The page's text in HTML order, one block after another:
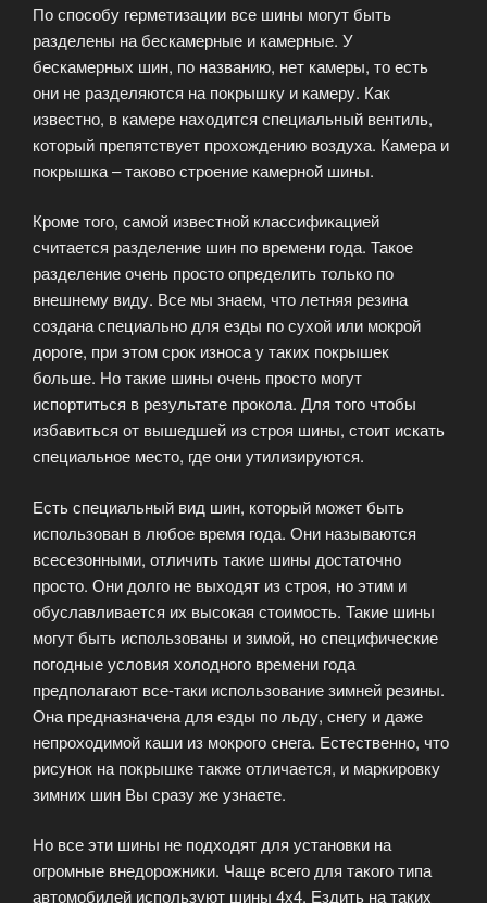
По способу герметизации все шины могут быть
разделены на бескамерные и камерные. У
бескамерных шин, по названию, нет камеры, то есть
они не разделяются на покрышку и камеру. Как
известно, в камере находится специальный вентиль,
который препятствует прохождению воздуха. Камера и
покрышка – таково строение камерной шины.
Кроме того, самой известной классификацией
считается разделение шин по времени года. Такое
разделение очень просто определить только по
внешнему виду. Все мы знаем, что летняя резина
создана специально для езды по сухой или мокрой
дороге, при этом срок износа у таких покрышек
больше. Но такие шины очень просто могут
испортиться в результате прокола. Для того чтобы
избавиться от вышедшей из строя шины, стоит искать
специальное место, где они утилизируются.
Есть специальный вид шин, который может быть
использован в любое время года. Они называются
всесезонными, отличить такие шины достаточно
просто. Они долго не выходят из строя, но этим и
обуславливается их высокая стоимость. Такие шины
могут быть использованы и зимой, но специфические
погодные условия холодного времени года
предполагают все-таки использование зимней резины.
Она предназначена для езды по льду, снегу и даже
непроходимой каши из мокрого снега. Естественно, что
рисунок на покрышке также отличается, и маркировку
зимних шин Вы сразу же узнаете.
Но все эти шины не подходят для установки на
огромные внедорожники. Чаще всего для такого типа
автомобилей используют шины 4х4. Ездить на таких